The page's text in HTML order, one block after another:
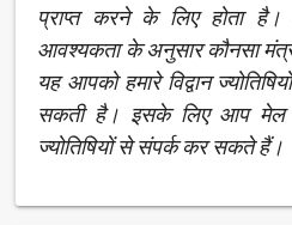
प्राप्त करने के लिए होता
आवश्यकता के अनुसार कौनसा
यह आपको हमारे विद्वान
सकती है। इसके लिए आप मेल
ज्योतिषियों से संपर्क कर सकते हैं।